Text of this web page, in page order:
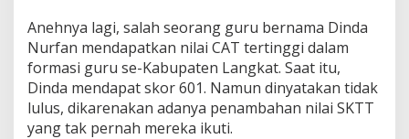
Anehnya lagi, salah seorang guru bernama Dinda
Nurfan mendapatkan nilai CAT tertinggi dalam
formasi guru se-Kabupaten Langkat. Saat itu,
Dinda mendapat skor 601. Namun dinyatakan tidak
lulus, dikarenakan adanya penambahan nilai SKTT
yang tak pernah mereka ikuti.